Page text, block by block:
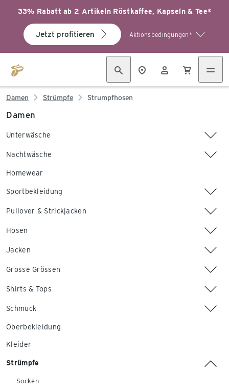
33% Rabatt ab 2 Artikeln Röstkaffee, Kapseln & Tee*
Jetzt profitieren Aktionsbedingungen*
Damen Strümpfe Strumpfhosen
Damen
Unterwäsche
Nachtwäsche
Homewear
Sportbekleidung
Pullover & Strickjacken
Hosen
Jacken
Grosse Grössen
Shirts & Tops
Schmuck
Oberbekleidung
Kleider
Strümpfe
Socken